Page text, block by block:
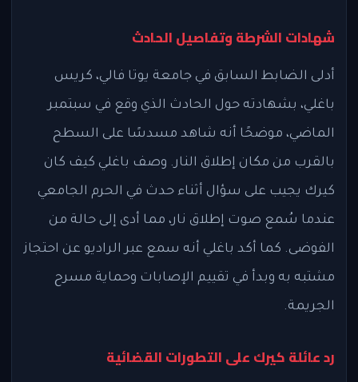
شهادات الشرطة وتفاصيل الحادث
أدلى الضابط السابق في جامعة يوتا فالي، كريس
باغلي، بشهادته حول الحادث الذي وقع في سبتمبر
الماضي، موضحًا أنه شاهد مسدسًا على السطح
بالقرب من مكان إطلاق النار. وصف باغلي كيف كان
كيرك يجيب على سؤال أثناء حدث في الحرم الجامعي
عندما سُمع صوت إطلاق نار، مما أدى إلى حالة من
الفوضى. كما أكد باغلي أنه سمع عبر الراديو عن احتجاز
مشتبه به وبدأ في تقييم الإصابات وحماية مسرح
الجريمة.
رد عائلة كيرك على التطورات القضائية